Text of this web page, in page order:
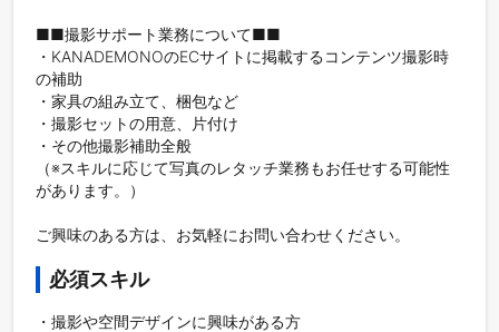
■■撮影サポート業務について■■
・KANADEMONOのECサイトに掲載するコンテンツ撮影時
の補助
・家具の組み立て、梱包など
・撮影セットの用意、片付け
・その他撮影補助全般
（※スキルに応じて写真のレタッチ業務もお任せする可能性
があります。）
ご興味のある方は、お気軽にお問い合わせください。
必須スキル
・撮影や空間デザインに興味がある方